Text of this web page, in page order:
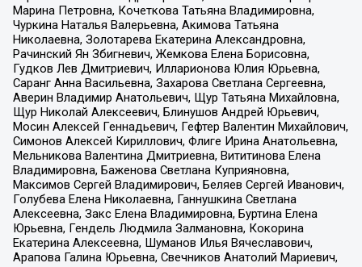
Марина Петровна, Кочеткова Татьяна Владимировна,
Чуркина Наталья Валерьевна, Акимова Татьяна
Николаевна, Золотарева Екатерина Александровна,
Рачинский Ян Збигневич, Жемкова Елена Борисовна,
Гудков Лев Дмитриевич, Илларионова Юлия Юрьевна,
Саранг Анна Васильевна, Захарова Светлана Сергеевна,
Аверин Владимир Анатольевич, Щур Татьяна Михайловна,
Щур Николай Алексеевич, Блинушов Андрей Юрьевич,
Мосин Алексей Геннадьевич, Гефтер Валентин Михайлович,
Симонов Алексей Кириллович, Флиге Ирина Анатольевна,
Мельникова Валентина Дмитриевна, Вититинова Елена
Владимировна, Баженова Светлана Куприяновна,
Максимов Сергей Владимирович, Беляев Сергей Иванович,
Голубева Елена Николаевна, Ганнушкина Светлана
Алексеевна, Закс Елена Владимировна, Буртина Елена
Юрьевна, Гендель Людмила Залмановна, Кокорина
Екатерина Алексеевна, Шуманов Илья Вячеславович,
Арапова Галина Юрьевна, Свечников Анатолий Мариевич,